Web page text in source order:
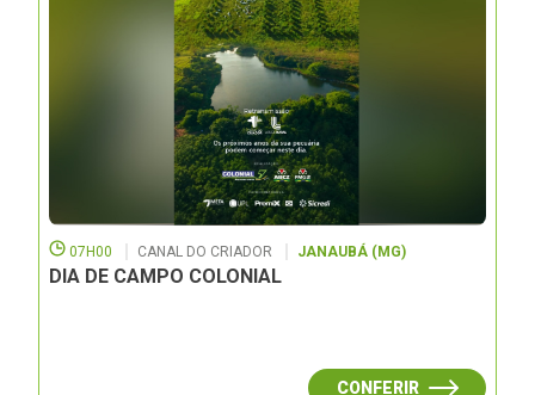
07H00 CANAL DO CRIADOR JANAUBÁ (MG)
DIA DE CAMPO COLONIAL
CONFERIR